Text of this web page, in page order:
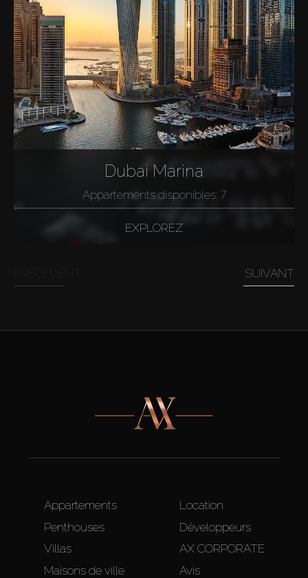
Dubai Marina
Appartements disponibles: 7
EXPLOREZ
SUIVANT
Appartements
Penthouses
Villas
Maisons de ville
Location
Développeurs
AX CORPORATE
Avis